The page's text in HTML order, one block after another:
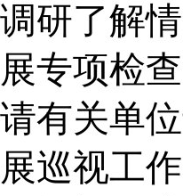
调研了解
专项检
请有关单
展巡视工